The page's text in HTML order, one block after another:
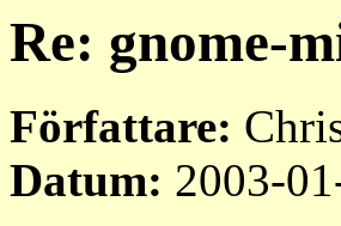
Re: gnome-
Författare:
Datum: 2003-